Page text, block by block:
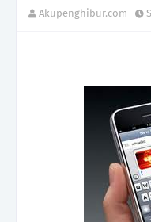
Akupenghibur.com